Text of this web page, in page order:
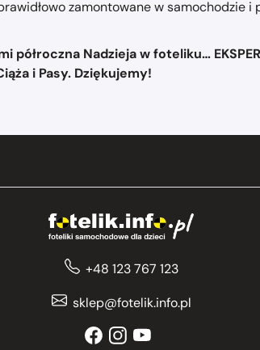
zamontowane w samochodzie
półroczna Nadzieja w foteliku…
i Pasy. Dziękujemy!
+48 123 767 123
sklep@fotelik.info.pl